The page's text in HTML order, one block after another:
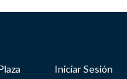
Iniciar Sesión